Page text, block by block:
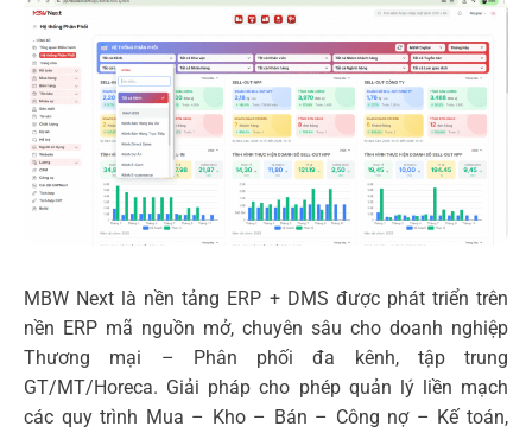
MBW Next là nền tảng ERP + DMS được phát triển trên
nền ERP mã nguồn mở, chuyên sâu cho doanh nghiệp
Thương mại – Phân phối đa kênh, tập trung
GT/MT/Horeca. Giải pháp cho phép quản lý liền mạch
các quy trình Mua – Kho – Bán – Công nợ – Kế toán,